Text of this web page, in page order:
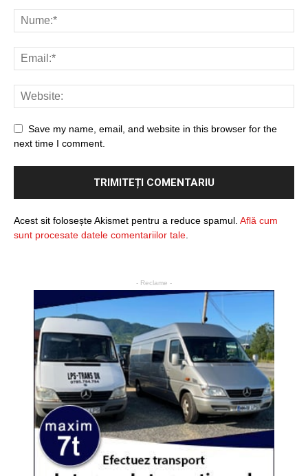
Save my name, email, and website in this browser for the
next time I comment.
Acest sit folosește Akismet pentru a reduce spamul. Află cum
sunt procesate datele comentariilor tale
- Reclame -